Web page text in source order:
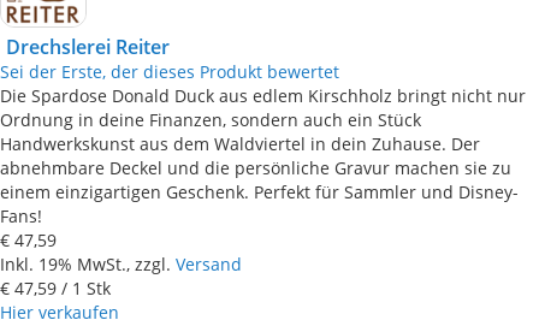
Drechslerei Reiter
Sei der Erste, der dieses Produkt bewertet
Die Spardose Donald Duck aus edlem Kirschholz bringt nicht nur
Ordnung in deine Finanzen, sondern auch ein Stück
Handwerkskunst aus dem Waldviertel in dein Zuhause. Der
abnehmbare Deckel und die persönliche Gravur machen sie zu
einem einzigartigen Geschenk. Perfekt für Sammler und Disney-
Fans!
€ 47,59
Inkl. 19% MwSt., zzgl. Versand
€ 47,59 / 1 Stk
Hier verkaufen